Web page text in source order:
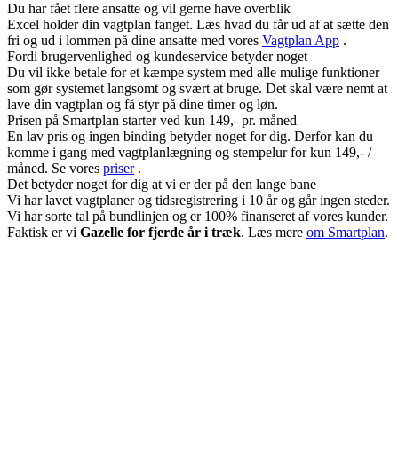
Du har fået flere ansatte og vil gerne have overblik
Excel holder din vagtplan fanget. Læs hvad du får ud af at sætte den
fri og ud i lommen på dine ansatte med vores Vagtplan App .
Fordi brugervenlighed og kundeservice betyder noget
Du vil ikke betale for et kæmpe system med alle mulige funktioner
som gør systemet langsomt og svært at bruge. Det skal være nemt at
lave din vagtplan og få styr på dine timer og løn.
Prisen på Smartplan starter ved kun 149,- pr. måned
En lav pris og ingen binding betyder noget for dig. Derfor kan du
komme i gang med vagtplanlægning og stempelur for kun 149,- /
måned. Se vores priser.
Det betyder noget for dig at vi er der på den lange bane
Vi har lavet vagtplaner og tidsregistrering i 10 år og går ingen steder.
Vi har sorte tal på bundlinjen og er 100% finanseret af vores kunder.
Faktisk er vi Gazelle for fjerde år i træk. Læs mere om Smartplan.